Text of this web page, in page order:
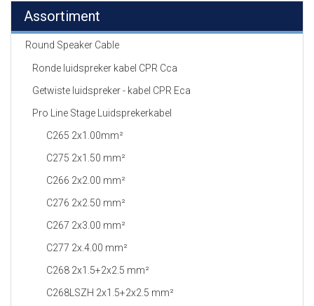
Assortiment
Round Speaker Cable
Ronde luidspreker kabel CPR Cca
Getwiste luidspreker - kabel CPR Eca
Pro Line Stage Luidsprekerkabel
C265 2x1.00mm²
C275 2x1.50 mm²
C266 2x2.00 mm²
C276 2x2.50 mm²
C267 2x3.00 mm²
C277 2x.4.00 mm²
C268 2x1.5+2x2.5 mm²
C268LSZH 2x1.5+2x2.5 mm²